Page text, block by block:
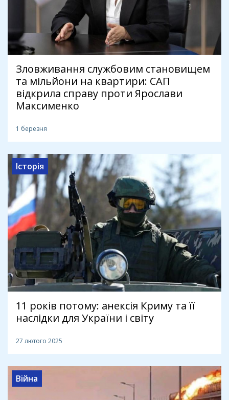
Зловживання службовим становищем
та мільйони на квартири: САП
відкрила справу проти Ярослави
Максименко
1 березня
Історія
11 років потому: анексія Криму та її
наслідки для України і світу
27 лютого 2025
Війна